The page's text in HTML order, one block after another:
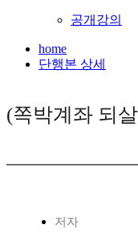
공개강의
home
단행본 상세
(쪽박계좌 되
저자